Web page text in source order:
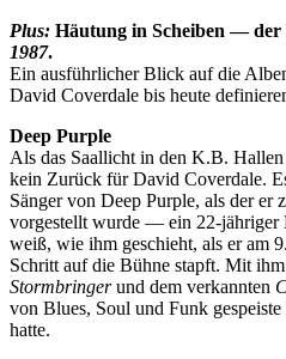
Plus: Häutung in Scheiben — der
1987.
Ein ausführlicher Blick auf die
David Coverdale bis heute
Deep Purple
Als das Saallicht in den K.B.
kein Zurück für David Coverdale.
Sänger von Deep Purple, als der er
vorgestellt wurde — ein 22-jähriger
weiß, wie ihm geschieht, als er am
Schritt auf die Bühne stapft. Mit ihm
Stormbringerund dem verkannten
von Blues, Soul und Funk
hatte.